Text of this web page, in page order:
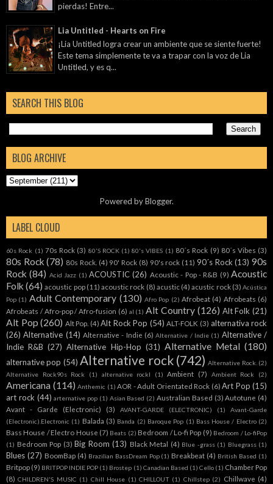
pierdas! Entre...
Lia Untitled - Hearts on Fire
¡Lia Untitled logra crear un ambiente que se siente fuerte!
Este tema simplemente te va a trapar con la voz de Lia
Untitled, y es q...
SEARCH THIS BLOG
BLOG ARCHIVE
Powered byBlogger.
LABEL CLOUD
60s Rock (1) 70s Rock (3) 80'S ROCK (1) 80's VIBES (1) 80´s Rock (9) 80´s Vibes (3)
80s Rock (78) 80s Rock. (4) 90' Rock (8) 90's rock (11) 90´s Rock (13) 90s
Rock (84) Acid Jazz (1) ACOUSTIC (26) Acoustic - Pop - R&B (9) Acoustic
Folk (64) acoustic pop (11) acoustic rock (8) acustic (4) acustic rock (3) Acústica
Pop (1) Adult Contemporary (130) Afro Pop (2) Afrobeat (4) Afrobeats (6)
Afrobeats / Afro-pop / Afro-fusion (6) al (1) Alt Country (126) Alt Folk (21)
Alt Pop (260) Alt Pop. (4) Alt Rock Pop (54) ALT-FOLK (3) alternativa rock
(26) Alternative (14) Alternative - Indie (6) Alternative / Indie (1) Alternative /
Indie R&B (27) Alternative Hip-Hop (31) Alternative Metal (180)
alternative pop (54) Alternative rock (742) Alternative Rock. (2)
Alternative Rock90s Rock
(1) alternative rockl (1) Ambient (7) Ambient Rock (2)
Americana (114) Anthemic (1) AOR - Adult Orientated Rock (6) Art Pop (15)
art rock (44) arternative pop (1) Asian Based (2) Australian Based (3) Autotune (4)
Avant - Garde (Electronic)
(3) AVANT-GARDE (ELECTRONIC) (1)
Avant-Garde
(Electronic).Electronic (1) Balada (3) Banda (2) Baroque Pop (1) Bass House / Electro (2)
Bass House / Electro House (7) Beats (2) Bedroom / Lo-fi Pop (9) Bedroom / Lo-fiPop
(1) Bedroom Pop (3) Big Room (13) Black Metal (4) Blue -grass (1) Bluegrass (1)
Blues (27) BoomBap (4) Brazilian BassDream Pop (1) Breakbeat (4) British Based (1)
Britpop (9) BRITPOP INDIE POP (1) Brostep (1) Canadian Based (1) Cello (1) Chamber Pop
(8) CHILDREN'S MUSIC (1) Chill House (1) CHILLOUT (1) Chillstep (2) Chillwave (4)